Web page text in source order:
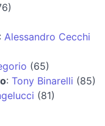
: Alessandro Cecchi
(65)
: Tony Binarelli (85)
(81)